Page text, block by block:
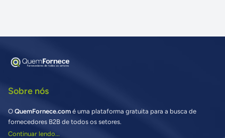
Sobre nós
O QuemFornece.com é uma plataforma gratuita para a busca de
fornecedores B2B de todos os setores.
Continuar lendo...